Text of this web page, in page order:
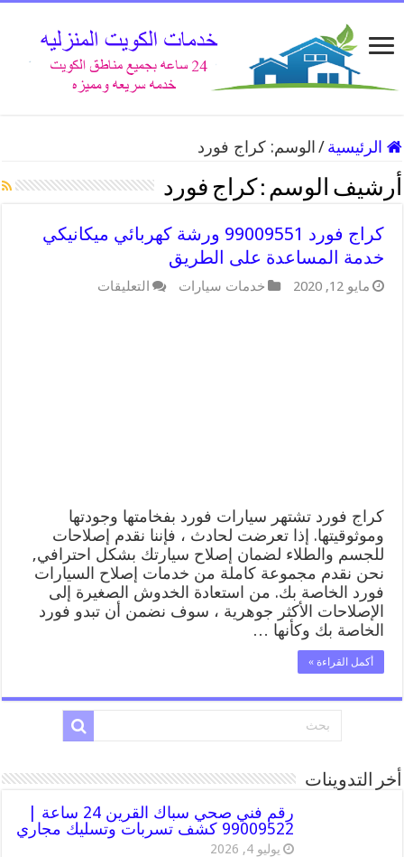
الرئيسية / الوسم:كراج فورد
أرشيف الوسم : كراج فورد
كراج فورد 99009551 ورشة كهربائي ميكانيكي
خدمة المساعدة على الطريق
مايو 12, 2020 خدمات سيارات التعليقات
كراج فورد تشتهر سيارات فورد بفخامتها وجودتها
وموثوقيتها. إذا تعرضت لحادث ، فإننا نقدم إصلاحات
للجسم والطلاء لضمان إصلاح سيارتك بشكل احترافي,
نحن نقدم مجموعة كاملة من خدمات إصلاح السيارات
فورد الخاصة بك. من استعادة الخدوش الصغيرة إلى
الإصلاحات الأكثر جوهرية ، سوف نضمن أن تبدو فورد
الخاصة بك وكأنها …
أكمل القراءة »
أخر التدوينات
رقم فني صحي سباك القرين 24 ساعة |
99009522 كشف تسربات وتسليك مجاري
يوليو 4, 2026